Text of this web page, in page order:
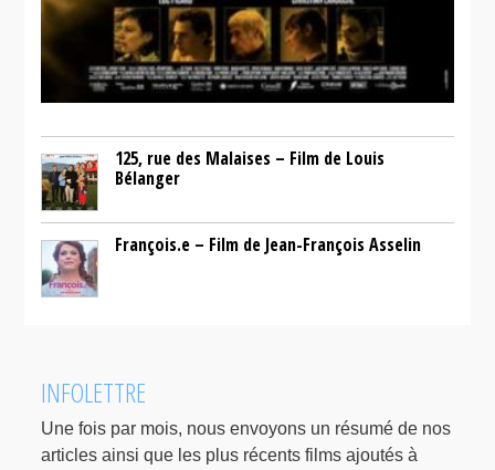
125, rue des Malaises – Film de Louis
Bélanger
François.e – Film de Jean-François Asselin
INFOLETTRE
Une fois par mois, nous envoyons un résumé de nos
articles ainsi que les plus récents films ajoutés à